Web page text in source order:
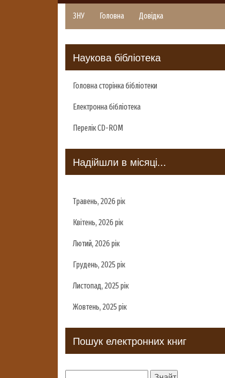
ЗНУ Головна Довідка
Наукова бібліотека
Головна сторінка бібліотеки
Електронна бібліотека
Перелік CD-ROM
Надійшли в місяці...
Травень, 2026 рік
Квітень, 2026 рік
Лютий, 2026 рік
Грудень, 2025 рік
Листопад, 2025 рік
Жовтень, 2025 рік
Пошук електронних книг